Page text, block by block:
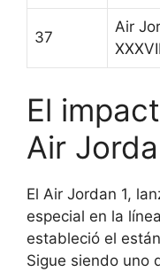
37
Air
XXXVII
El
Air
El Air Jordan 1,
especial en la
estableció el
Sigue siendo uno